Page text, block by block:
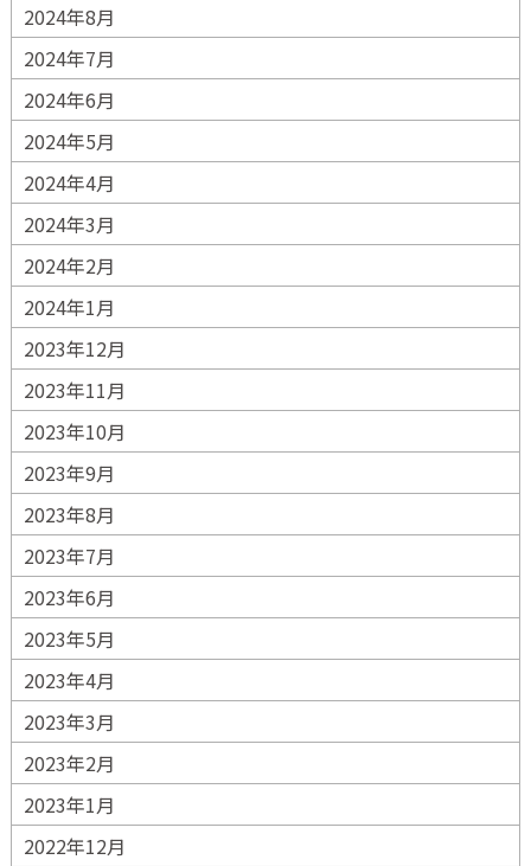
2024年8月
2024年7月
2024年6月
2024年5月
2024年4月
2024年3月
2024年2月
2024年1月
2023年12月
2023年11月
2023年10月
2023年9月
2023年8月
2023年7月
2023年6月
2023年5月
2023年4月
2023年3月
2023年2月
2023年1月
2022年12月